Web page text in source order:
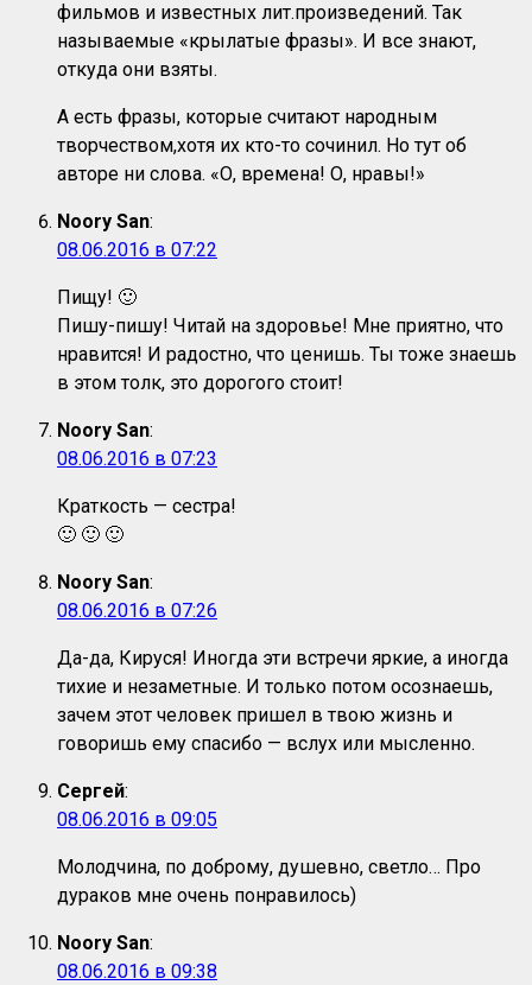
фильмов и известных лит.произведений. Так
называемые «крылатые фразы». И все знают,
откуда они взяты.
А есть фразы, которые считают народным
творчеством,хотя их кто-то сочинил. Но тут об
авторе ни слова. «О, времена! О, нравы!»
Noory San:
08.06.2016 в 07:22
Пищу! 🙂
Пишу-пишу! Читай на здоровье! Мне приятно, что
нравится! И радостно, что ценишь. Ты тоже знаешь
в этом толк, это дорогого стоит!
Noory San:
08.06.2016 в 07:23
Краткость — сестра!
🙂 🙂 🙂
Noory San:
08.06.2016 в 07:26
Да-да, Кируся! Иногда эти встречи яркие, а иногда
тихие и незаметные. И только потом осознаешь,
зачем этот человек пришел в твою жизнь и
говоришь ему спасибо — вслух или мысленно.
Сергей:
08.06.2016 в 09:05
Молодчина, по доброму, душевно, светло… Про
дураков мне очень понравилось)
Noory San:
08.06.2016 в 09:38